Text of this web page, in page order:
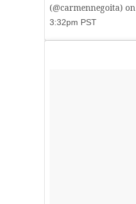
(@carmennegoita) on
3:32pm PST